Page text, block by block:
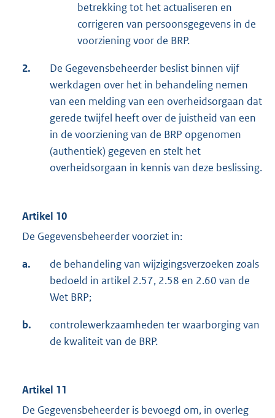
betrekking tot het actualiseren en
corrigeren van persoonsgegevens in de
voorziening voor de BRP.
2.
De Gegevensbeheerder beslist binnen vijf
werkdagen over het in behandeling nemen
van een melding van een overheidsorgaan dat
gerede twijfel heeft over de juistheid van een
in de voorziening van de BRP opgenomen
(authentiek) gegeven en stelt het
overheidsorgaan in kennis van deze beslissing.
Artikel 10
De Gegevensbeheerder voorziet in:
a.
de behandeling van wijzigingsverzoeken zoals
bedoeld in artikel 2.57, 2.58 en 2.60 van de
Wet BRP;
b.
controlewerkzaamheden ter waarborging van
de kwaliteit van de BRP.
Artikel 11
De Gegevensbeheerder is bevoegd om, in overleg